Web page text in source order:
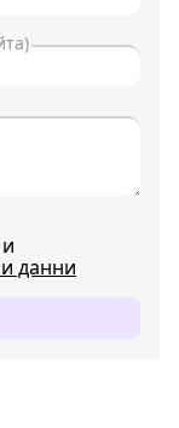
данни